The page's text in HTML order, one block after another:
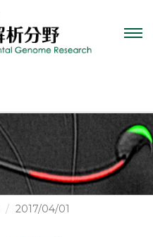
2017/04/01